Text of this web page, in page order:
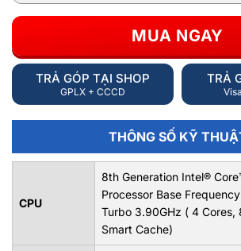
MUA NGAY
TRẢ GÓP TẠI SHOP
GPLX + CCCD
TRẢ
THÔNG SỐ KỸ
CPU
8th Generation Intel®
Processor Base
Turbo 3.90GHz ( 4 Cores,
Smart Cache)